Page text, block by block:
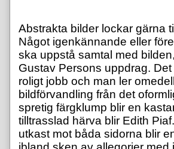
Abstrakta bilder lockar gärna
Något igenkännande eller
ska uppstå samtal med
Gustav Persons uppdrag.
roligt jobb och man ler
bildförvandling från det
spretig färgklump blir en
tilltrasslad härva blir Edith
utkast mot båda sidorna blir